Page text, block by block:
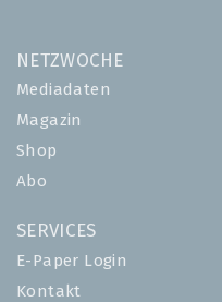
NETZWOCHE
Mediadaten
Magazin
Shop
Abo
SERVICES
E-Paper Login
Kontakt